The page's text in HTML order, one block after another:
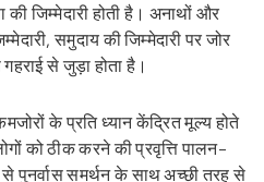
जिम्मेदारी होती है। अनाथों और
समुदाय की जिम्मेदारी पर जोर
गहराई से जुड़ा होता है।
के प्रति ध्यान केंद्रित मूल्य होते
को ठीक करने की प्रवृत्ति पालन-
समर्थन के साथ अच्छी तरह से